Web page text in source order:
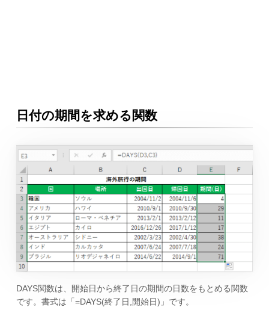
日付の期間を求める関数
DAYS関数は、開始日から終了日の期間の日数をもとめる関数
です。書式は「=DAYS(終了日,開始日)」です。